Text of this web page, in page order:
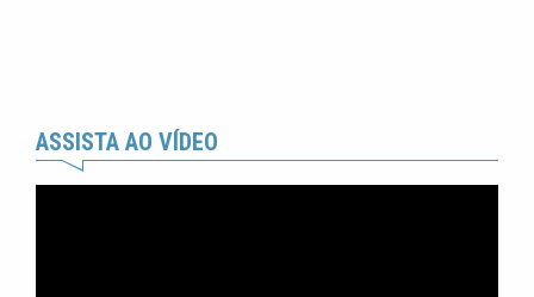
ASSISTA AO VÍDEO